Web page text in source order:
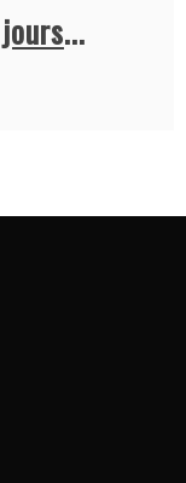
...